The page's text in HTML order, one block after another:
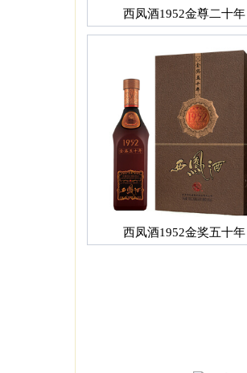
西凤酒1952金尊二十年
西凤酒1952金奖五十年